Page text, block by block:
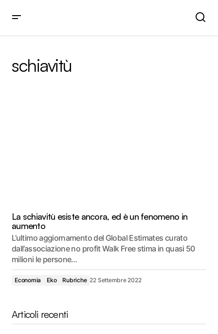
schiavitù
La schiavitù esiste ancora, ed è un fenomeno in
aumento
L’ultimo aggiornamento del Global Estimates curato
dall’associazione no profit Walk Free stima in quasi 50
milioni le persone…
Economia Eko Rubriche 22 Settembre 2022
Articoli recenti